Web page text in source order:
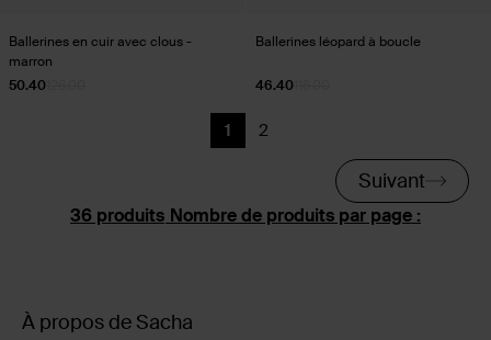
Ballerines en cuir avec clous -
marron
50.40
Ballerines léopard à boucle
46.40
Nombre de produits par page :
Page actuelle
1
Précédent
2
Suivant
À propos de Sacha